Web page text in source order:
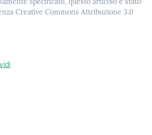
Creative Commons Attribuzione 3.0